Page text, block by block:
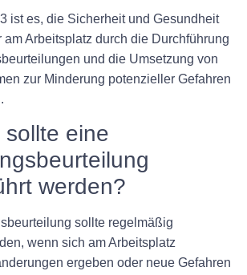
ist es, die Sicherheit und Gesundheit
am Arbeitsplatz durch die Durchführung
und die Umsetzung von
zur Minderung potenzieller Gefahren
eine
werden?
sollte regelmäßig
wenn sich am Arbeitsplatz
ergeben oder neue Gefahren